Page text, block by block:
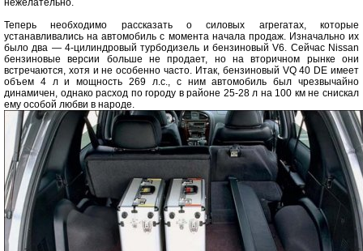
нежелательно.
Теперь необходимо рассказать о силовых агрегатах, которые
устанавливались на автомобиль с момента начала продаж. Изначально их
было два — 4-цилиндровый турбодизель и бензиновый V6. Сейчас Nissan
бензиновые версии больше не продает, но на вторичном рынке они
встречаются, хотя и не особенно часто. Итак, бензиновый VQ 40 DE имеет
объем 4 л и мощность 269 л.с., с ним автомобиль был чрезвычайно
динамичен, однако расход по городу в районе 25-28 л на 100 км не снискал
ему особой любви в народе.